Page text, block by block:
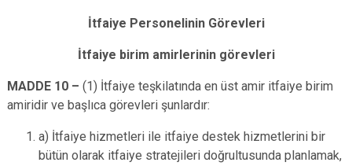
İtfaiye Personelinin Görevleri
İtfaiye birim amirlerinin görevleri
MADDE 10 – (1) İtfaiye teşkilatında en üst amir itfaiye birim
amiridir ve başlıca görevleri şunlardır:
a) İtfaiye hizmetleri ile itfaiye destek hizmetlerini bir
bütün olarak itfaiye stratejileri doğrultusunda planlamak,